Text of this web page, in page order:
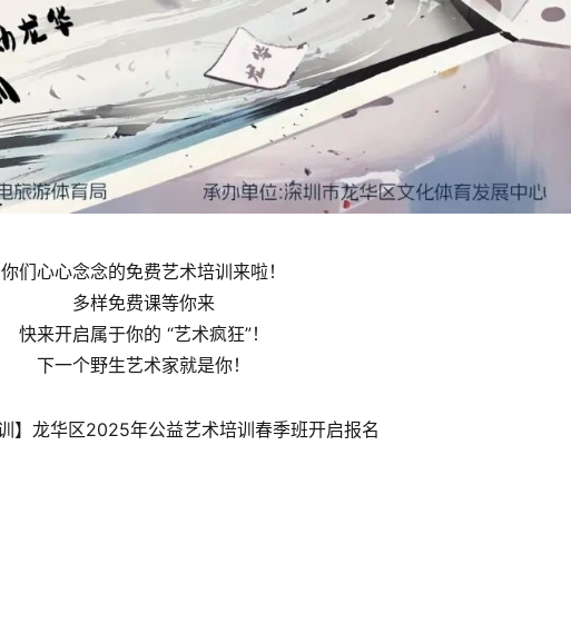
你们心心念念的免费艺术培训来啦！
多样免费课等你来
快来开启属于你的 “艺术疯狂”！
下一个野生艺术家就是你！